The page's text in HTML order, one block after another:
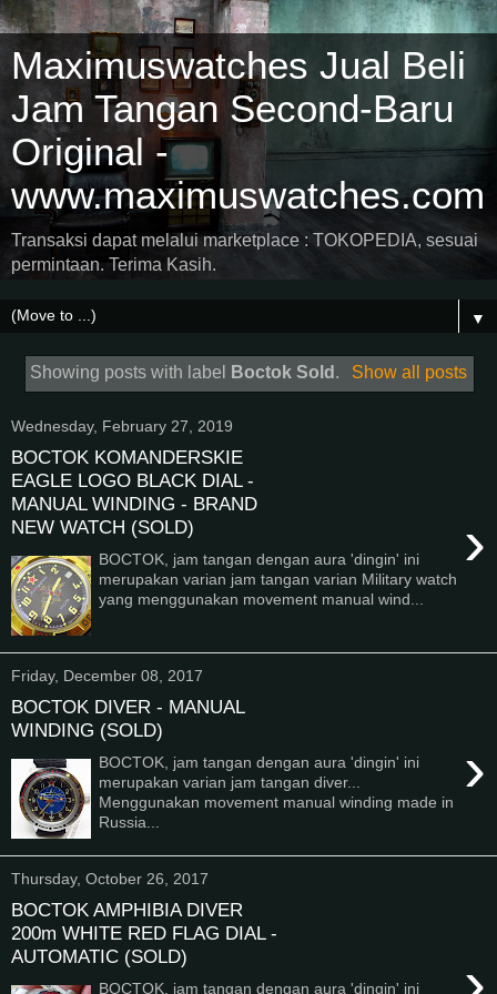
Maximuswatches Jual Beli
Jam Tangan Second-Baru
Original -
www.maximuswatches.com
Transaksi dapat melalui marketplace : TOKOPEDIA, sesuai
permintaan. Terima Kasih.
▼
Showing posts with label Boctok Sold . Show all posts
Wednesday, February 27, 2019
BOCTOK KOMANDERSKIE
EAGLE LOGO BLACK DIAL -
MANUAL WINDING - BRAND
NEW WATCH (SOLD)
›
BOCTOK, jam tangan dengan aura 'dingin' ini
merupakan varian jam tangan varian Military watch
yang menggunakan movement manual wind...
Friday, December 08, 2017
BOCTOK DIVER - MANUAL
WINDING (SOLD)
›
BOCTOK, jam tangan dengan aura 'dingin' ini
merupakan varian jam tangan diver...
Menggunakan movement manual winding made in
Russia...
Thursday, October 26, 2017
BOCTOK AMPHIBIA DIVER
200m WHITE RED FLAG DIAL -
AUTOMATIC (SOLD)
BOCTOK, jam tangan dengan aura 'dingin' ini